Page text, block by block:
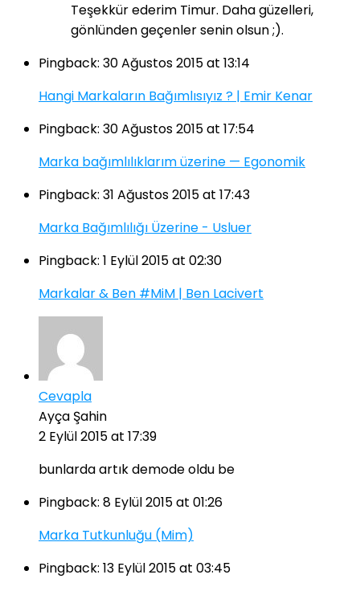
Teşekkür ederim Timur. Daha güzelleri,
gönlünden geçenler senin olsun ;).
Pingback: 30 Ağustos 2015 at 13:14
Hangi Markaların Bağımlısıyız ? | Emir Kenar
Pingback: 30 Ağustos 2015 at 17:54
Marka bağımlılıklarım üzerine — Egonomik
Pingback: 31 Ağustos 2015 at 17:43
Marka Bağımlılığı Üzerine - Usluer
Pingback: 1 Eylül 2015 at 02:30
Markalar & Ben #MiM | Ben Lacivert
Cevapla
Ayça Şahin
2 Eylül 2015 at 17:39
bunlarda artık demode oldu be
Pingback: 8 Eylül 2015 at 01:26
Marka Tutkunluğu (Mim)
Pingback: 13 Eylül 2015 at 03:45